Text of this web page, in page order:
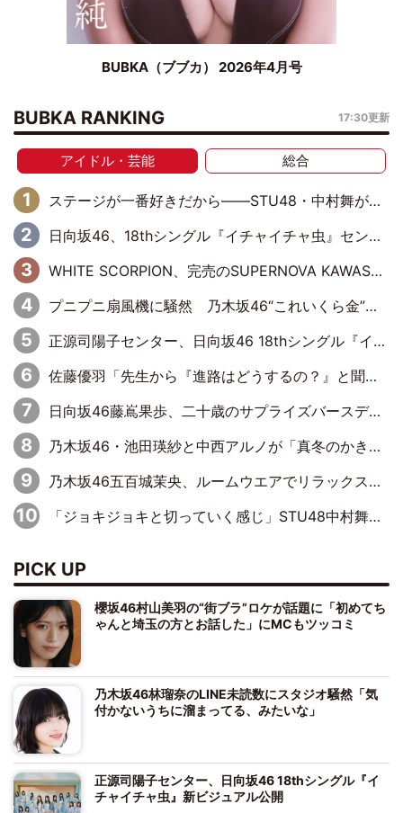
BUBKA（ブブカ） 2026年4月号
BUBKA RANKING 17:30更新
アイドル・芸能 総合
ステージが一番好きだから――STU48・中村舞が描く“これからの私”
日向坂46、18thシングル『イチャイチャ虫』センターは正源司陽子に決定& 佐藤優羽や平岡海月など、“ひなた坂46”からの選抜入りも注目！
WHITE SCORPION、完売のSUPERNOVA KAWASAKIで沸いた“着席型LIVE” 『BASE Live #16』昼公演リポート
プニプニ扇風機に騒然 乃木坂46“これいくら金”延長中は今回もわちゃわちゃ全開
正源司陽子センター、日向坂46 18thシングル『イチャイチャ虫』新ビジュアル公開
佐藤優羽「先生から『進路はどうするの？』と聞かれて。『実は……』とXのトレンドで1位になっているスマホを見せました」【日向坂46『五期生LIVE』開催記念 五期生“変革”ドキュメンタリー③】
日向坂46藤嶌果歩、二十歳のサプライズバースデーに大喜び「頼られる先輩になれるように努力していきたい」
乃木坂46・池田瑛紗と中西アルノが「真冬のかき氷」騒動で火花散らす！ 因縁の裏にあるのは、逆境をともに“凌”ぐ似た者同士の絆
乃木坂46五百城茉央、ルームウエアでリラックス「今回のグラビアを見て成長を感じていただけるとうれしい」
「ジョキジョキと切っていく感じ」STU48中村舞、新しい挑戦は自らの手で
PICK UP
櫻坂46村山美羽の“街ブラ”ロケが話題に「初めてち
ゃんと埼玉の方とお話した」にMCもツッコミ
乃木坂46林瑠奈のLINE未読数にスタジオ騒然「気
付かないうちに溜まってる、みたいな」
正源司陽子センター、日向坂46 18thシングル『イ
チャイチャ虫』新ビジュアル公開